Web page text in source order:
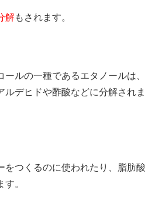
解もされます。
ルの一種であるエタノールは、
ルデヒドや酢酸などに分解されま
をつくるのに使われたり、脂肪酸
。